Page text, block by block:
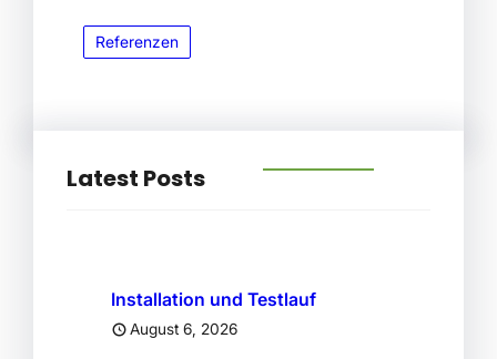
Referenzen
Latest Posts
Installation und Testlauf
August 6, 2026